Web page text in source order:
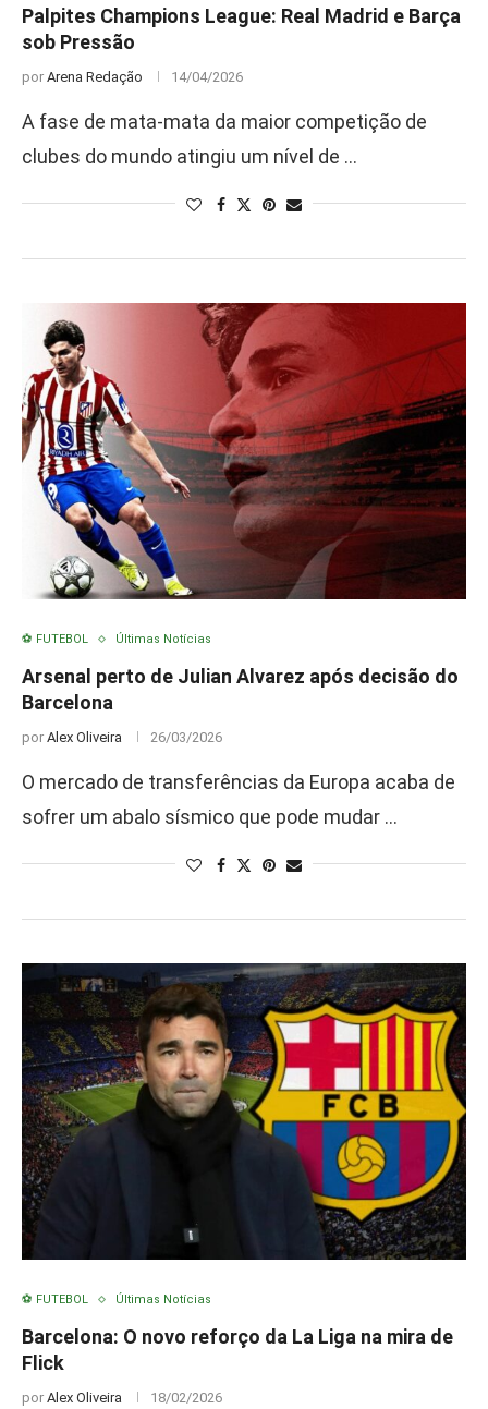
Palpites Champions League: Real Madrid e Barça
sob Pressão
por Arena Redação 14/04/2026
A fase de mata-mata da maior competição de
clubes do mundo atingiu um nível de …
⚽ FUTEBOL Últimas Notícias
Arsenal perto de Julian Alvarez após decisão do
Barcelona
por Alex Oliveira 26/03/2026
O mercado de transferências da Europa acaba de
sofrer um abalo sísmico que pode mudar …
⚽ FUTEBOL Últimas Notícias
Barcelona: O novo reforço da La Liga na mira de
Flick
por Alex Oliveira 18/02/2026